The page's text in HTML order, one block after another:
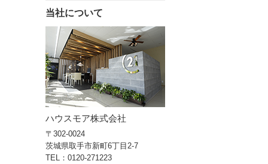
当社について
ハウスモア株式会社
〒302-0024
茨城県取手市新町6丁目2-7
TEL：0120-271223